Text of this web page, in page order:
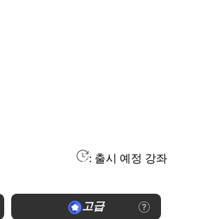
: 출시 예정 강좌
고급